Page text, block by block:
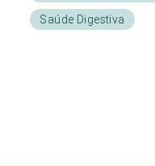
Saúde Digestiva